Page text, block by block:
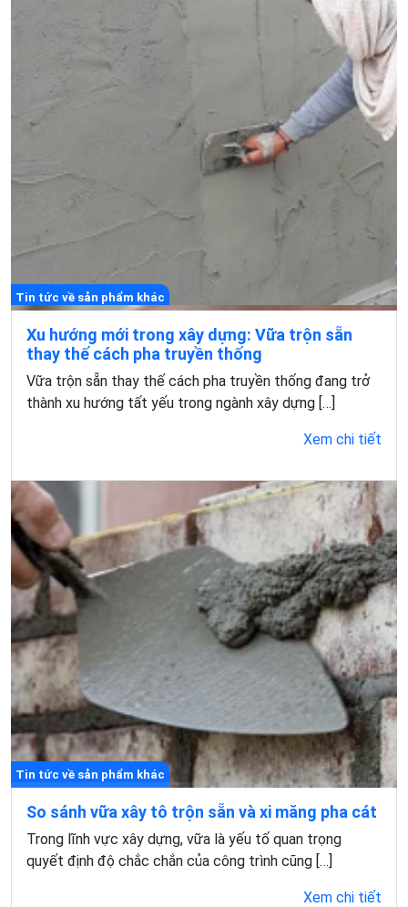
Tin tức về sản phẩm khác
Xu hướng mới trong xây dựng: Vữa trộn sẵn
thay thế cách pha truyền thống
Vữa trộn sẵn thay thế cách pha truyền thống đang trở
thành xu hướng tất yếu trong ngành xây dựng […]
Xem chi tiết
Tin tức về sản phẩm khác
So sánh vữa xây tô trộn sẵn và xi măng pha cát
Trong lĩnh vực xây dựng, vữa là yếu tố quan trọng
quyết định độ chắc chắn của công trình cũng […]
Xem chi tiết